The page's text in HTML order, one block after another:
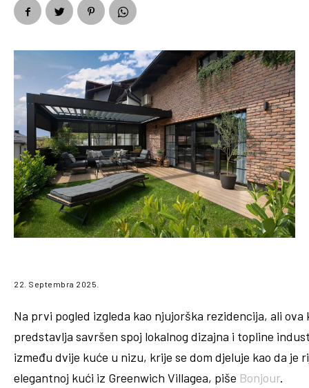
22. Septembra 2025.
Na prvi pogled izgleda kao njujorška rezidencija, ali
predstavlja savršen spoj lokalnog dizajna i topline
između dvije kuće u nizu, krije se dom djeluje kao da je
elegantnoj kući iz Greenwich Villagea, piše Bonjour.